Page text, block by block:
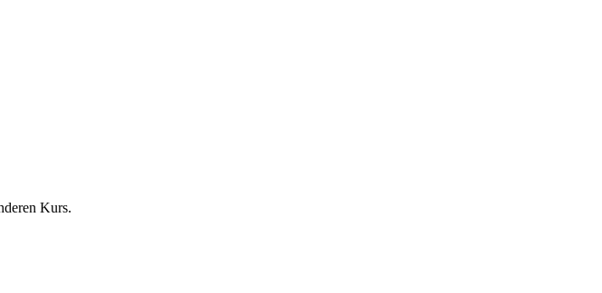
Kurs.